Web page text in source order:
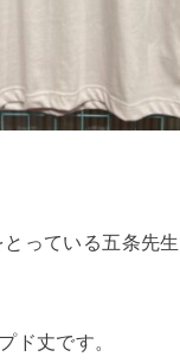
っている五条先
ド丈です。